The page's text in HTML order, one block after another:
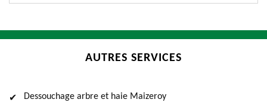
AUTRES SERVICES
Dessouchage arbre et haie Maizeroy